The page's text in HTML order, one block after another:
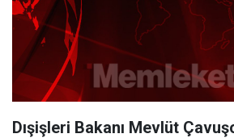
Dışişleri Bakanı Mevlüt